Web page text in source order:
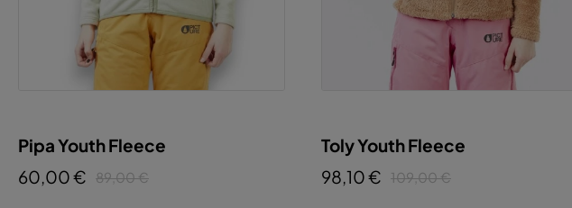
Pipa Youth Fleece
60,00 € 89,00 €
Toly Youth Fleece
98,10 € 109,00 €